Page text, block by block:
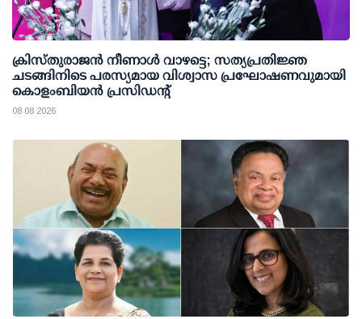
ക്രിസ്തുരാജൻ നീണാൾ വാഴട്ടെ; സത്യപ്രതിജ്ഞ
ചടങ്ങിനിടെ പരസ്യമായ വിശ്വാസ പ്രഘോഷണവുമായി
കൊളംബിയൻ പ്രസിഡന്റ്
08 08 2026